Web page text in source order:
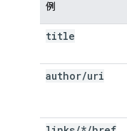
例
title
author/uri